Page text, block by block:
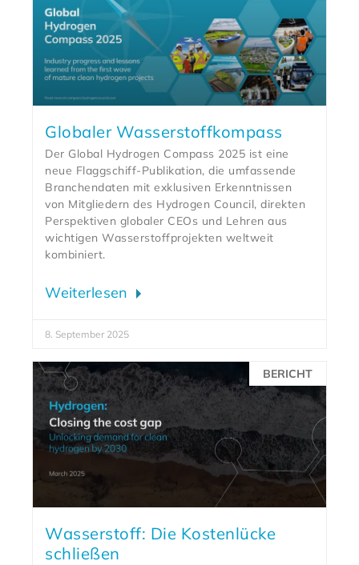
Globaler Wasserstoffkompass
Der Global Hydrogen Compass 2025 ist eine
neue Flaggschiff-Publikation, die umfassende
Branchendaten mit exklusiven Erkenntnissen
von Mitgliedern des Hydrogen Council, direkten
Perspektiven globaler CEOs und Lehren aus
wichtigen Wasserstoffprojekten weltweit
kombiniert.
Weiterlesen
8. September 2025
BERICHT
Wasserstoff: Die Kostenlücke
schließen